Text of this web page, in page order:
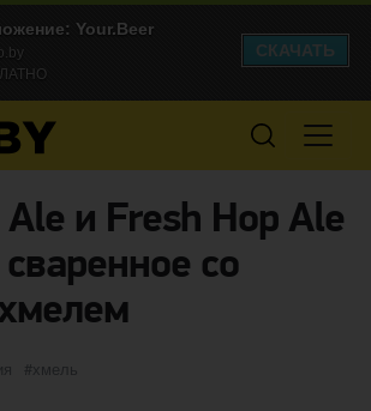
и Fresh Hop Ale
со
Метки
хмель
Your.Beer
СКАЧАТЬ